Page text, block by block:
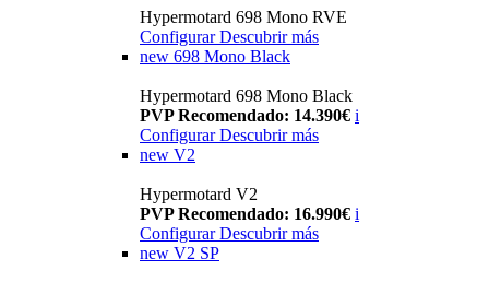
Hypermotard 698 Mono RVE
Configurar Descubrir más
new 698 Mono Black
Hypermotard 698 Mono Black
PVP Recomendado: 14.390€ i
Configurar Descubrir más
new V2
Hypermotard V2
PVP Recomendado: 16.990€ i
Configurar Descubrir más
new V2 SP